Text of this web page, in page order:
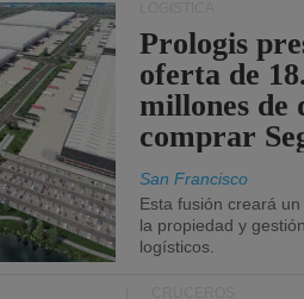
Prologis
oferta de
millones de
comprar
San Francisco
Esta fusión creará
la propiedad y
logísticos.